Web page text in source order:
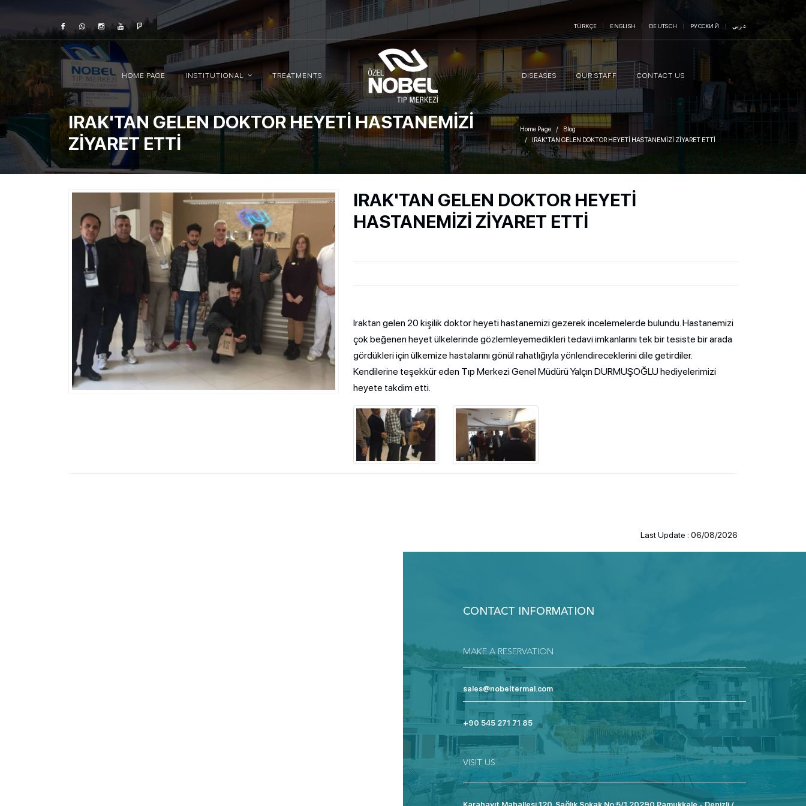
TÜRKÇE ENGLISH DEUTSCH РУССКИЙ عربي
HOME PAGE INSTITUTIONAL TREATMENTS DISEASES OUR STAFF CONTACT US
IRAK'TAN GELEN DOKTOR HEYETİ HASTANEMİZİ
ZİYARET ETTİ
Home Page
Blog
IRAK'TAN GELEN DOKTOR HEYETİ HASTANEMİZİ ZİYARET ETTİ
IRAK'TAN GELEN DOKTOR HEYETİ
HASTANEMİZİ ZİYARET ETTİ
Iraktan gelen 20 kişilik doktor heyeti hastanemizi gezerek incelemelerde bulundu. Hastanemizi
çok beğenen heyet ülkelerinde gözlemleyemedikleri tedavi imkanlarını tek bir tesiste bir arada
gördükleri için ülkemize hastalarını gönül rahatlığıyla yönlendireceklerini dile getirdiler.
Kendilerine teşekkür eden Tıp Merkezi Genel Müdürü Yalçın DURMUŞOĞLU hediyelerimizi
heyete takdim etti.
Last Update : 06/08/2026
CONTACT INFORMATION
MAKE A RESERVATION
sales@nobeltermal.com
+90 545 271 71 85
VISIT US